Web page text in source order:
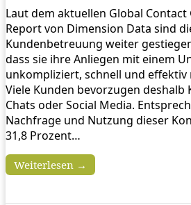
Laut dem aktuellen Global
Report von Dimension Data sind
Kundenbetreuung weiter
dass sie ihre Anliegen mit einem
unkompliziert, schnell und effektiv
Viele Kunden bevorzugen deshalb
Chats oder Social Media.
Nachfrage und Nutzung dieser
31,8 Prozent…
Weiterlesen →